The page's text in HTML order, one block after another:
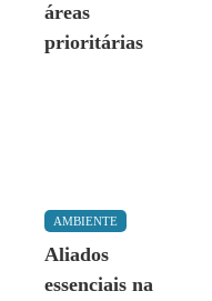
áreas
prioritárias
AMBIENTE
Aliados
essenciais na